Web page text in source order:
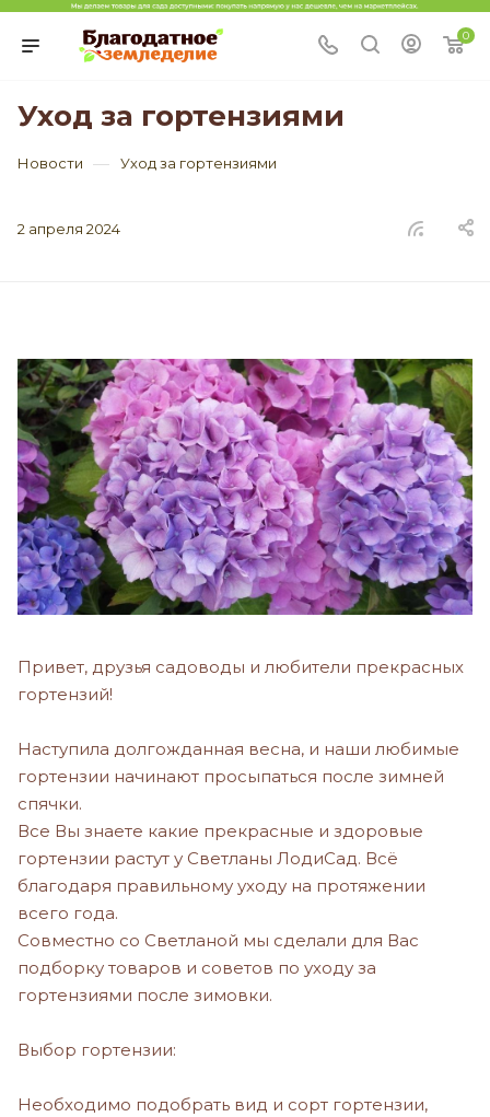
0
Уход за гортензиями
Новости — Уход за гортензиями
2 апреля 2024
Привет, друзья садоводы и любители прекрасных
гортензий!
Наступила долгожданная весна, и наши любимые
гортензии начинают просыпаться после зимней
спячки.
Все Вы знаете какие прекрасные и здоровые
гортензии растут у Светланы ЛодиСад. Всё
благодаря правильному уходу на протяжении
всего года.
Совместно со Светланой мы сделали для Вас
подборку товаров и советов по уходу за
гортензиями после зимовки.
Выбор гортензии:
Необходимо подобрать вид и сорт гортензии,